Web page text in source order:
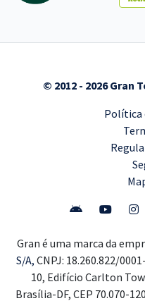
© 2012 - 2026 Gran
Política
Gran é uma marca da
S/A, CNPJ: 18.260.822/
10, Edifício Carlton
Brasília-DF, CEP 70.070-